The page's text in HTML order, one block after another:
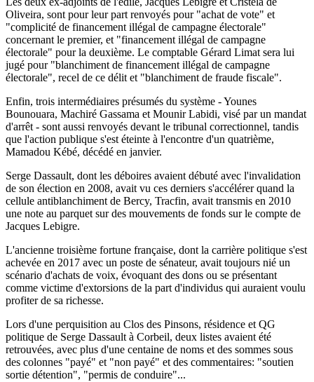
Oliveira, sont pour leur part renvoyés pour "achat de vote" et
"complicité de financement illégal de campagne électorale"
concernant le premier, et "financement illégal de campagne
électorale" pour la deuxième. Le comptable Gérard Limat sera lui
jugé pour "blanchiment de financement illégal de campagne
électorale", recel de ce délit et "blanchiment de fraude fiscale".
Enfin, trois intermédiaires présumés du système - Younes
Bounouara, Machiré Gassama et Mounir Labidi, visé par un mandat
d'arrêt - sont aussi renvoyés devant le tribunal correctionnel, tandis
que l'action publique s'est éteinte à l'encontre d'un quatrième,
Mamadou Kébé, décédé en janvier.
Serge Dassault, dont les déboires avaient débuté avec l'invalidation
de son élection en 2008, avait vu ces derniers s'accélérer quand la
cellule antiblanchiment de Bercy, Tracfin, avait transmis en 2010
une note au parquet sur des mouvements de fonds sur le compte de
Jacques Lebigre.
L'ancienne troisième fortune française, dont la carrière politique s'est
achevée en 2017 avec un poste de sénateur, avait toujours nié un
scénario d'achats de voix, évoquant des dons ou se présentant
comme victime d'extorsions de la part d'individus qui auraient voulu
profiter de sa richesse.
Lors d'une perquisition au Clos des Pinsons, résidence et QG
politique de Serge Dassault à Corbeil, deux listes avaient été
retrouvées, avec plus d'une centaine de noms et des sommes sous
des colonnes "payé" et "non payé" et des commentaires: "soutien
sortie détention", "permis de conduire"...